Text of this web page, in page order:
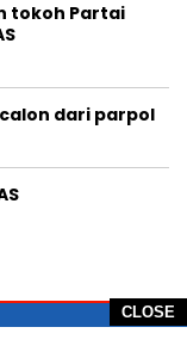
CLOSE
tokoh Partai
dari parpol